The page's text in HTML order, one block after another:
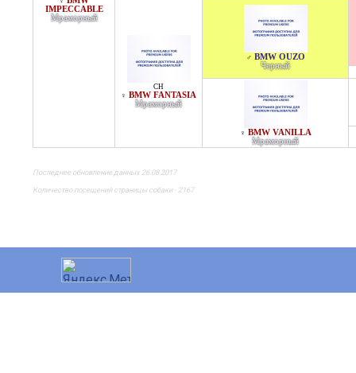
IMPECCABLE
Мраморный
CH
♀ BMW FANTASIA
Мраморный
♂ BMW OUZO
Черный
♀ BMW VANILLA
Мраморный
Последнее обновление данных 26.08.2017
Количество посещений страницы собаки - 2167